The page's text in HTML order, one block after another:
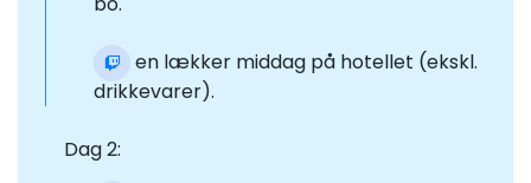
Spis en lækker middag på hotellet (ekskl.
drikkevarer).
Dag 2: